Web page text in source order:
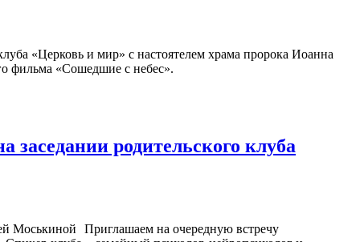
«Церковь и мир» с настоятелем храма пророка Иоанна
фильма «Сошедшие с небес».
родительского клуба
Приглашаем на очередную встречу